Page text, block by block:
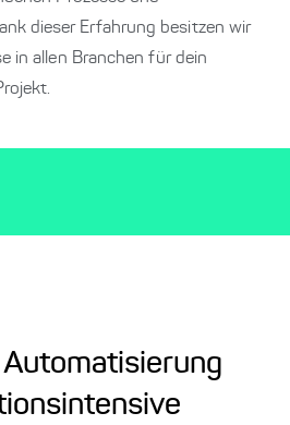
dieser Erfahrung besitzen wir
in allen Branchen für dein